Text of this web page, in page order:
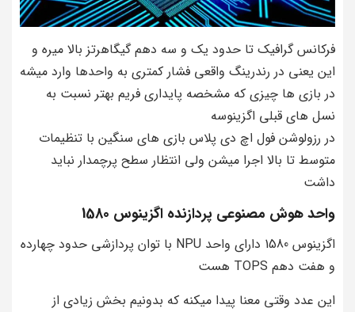
فرکانس گرافیک تا حدود یک و سه دهم گیگاهرتز بالا میره و
این یعنی در رندرینگ واقعی فشار کمتری به واحدها وارد میشه
در بازی ها چیزی که مشخصه پایداری فریم بهتر نسبت به
نسل های قبلی اگزینوسه
در رزولوشن فول اچ دی پلاس بازی های سنگین با تنظیمات
متوسط تا بالا اجرا میشن ولی انتظار سطح پرچمدار نباید
داشت
واحد هوش مصنوعی پردازنده اگزینوس 1580
اگزینوس 1580 دارای واحد NPU با توان پردازشی حدود چهارده
و هفت دهم TOPS هست
این عدد وقتی معنا پیدا میکنه که بدونیم بخش زیادی از